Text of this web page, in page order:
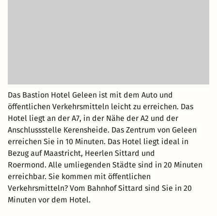
Das Bastion Hotel Geleen ist mit dem Auto und
öffentlichen Verkehrsmitteln leicht zu erreichen. Das
Hotel liegt an der A7, in der Nähe der A2 und der
Anschlussstelle Kerensheide. Das Zentrum von Geleen
erreichen Sie in 10 Minuten. Das Hotel liegt ideal in
Bezug auf Maastricht, Heerlen Sittard und
Roermond. Alle umliegenden Städte sind in 20 Minuten
erreichbar. Sie kommen mit öffentlichen
Verkehrsmitteln? Vom Bahnhof Sittard sind Sie in 20
Minuten vor dem Hotel.